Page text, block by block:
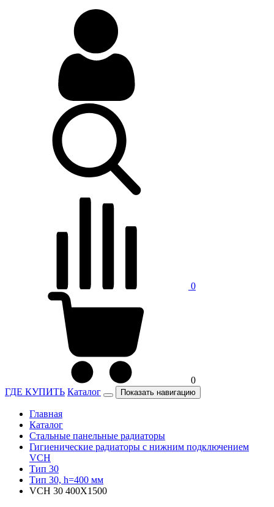
0
0
ГДЕ КУПИТЬ Каталог Показать навигацию
Главная
Каталог
Стальные панельные радиаторы
Гигиенические радиаторы c нижним подключением
VCH
Тип 30
Тип 30, h=400 мм
VCH 30 400X1500